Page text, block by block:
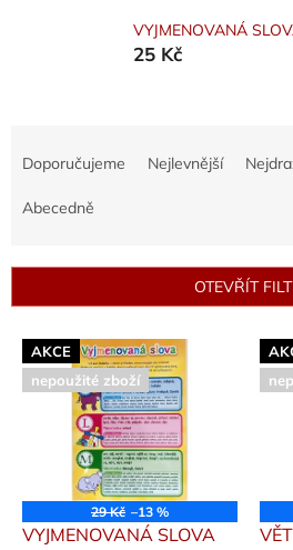
VYJMENOVANÁ
25 Kč
r
d
Doporučujeme Nejlevnější
Abecedně
OTEVŘÍT
V
p
d
AKCE
nepoužité zboží
29 Kč –13 %
VYJMENOVANÁ SLOVA